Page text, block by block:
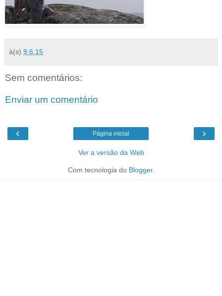
à(s) 9.6.15
Sem comentários:
Enviar um comentário
‹ ›
Página inicial
Ver a versão da Web
Com tecnologia do Blogger.